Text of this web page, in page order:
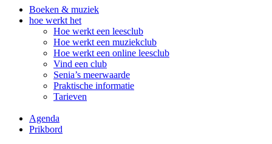
Boeken & muziek
hoe werkt het
Hoe werkt een leesclub
Hoe werkt een muziekclub
Hoe werkt een online leesclub
Vind een club
Senia’s meerwaarde
Praktische informatie
Tarieven
Agenda
Prikbord